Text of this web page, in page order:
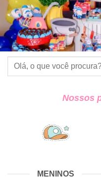
Pesquisar
Nossos
MENINOS